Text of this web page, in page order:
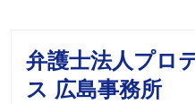
弁護士法人プロ
ス 広島事務所